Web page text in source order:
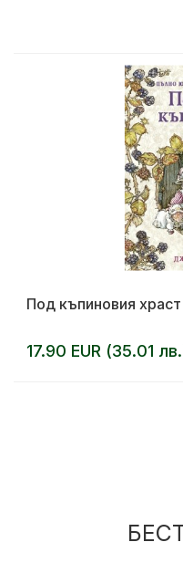
Под къпиновия
17.90 EUR (35.01